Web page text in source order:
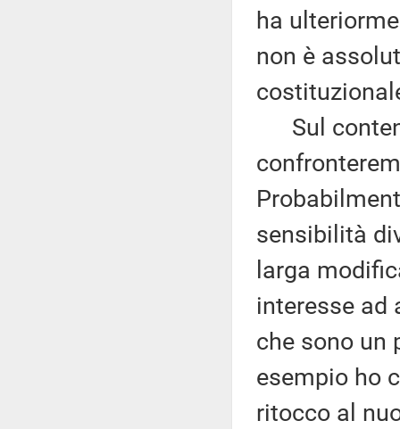
ha
non è
Sul
sensibilità
larga
interesse ad
che sono un
esempio ho
ritocco al